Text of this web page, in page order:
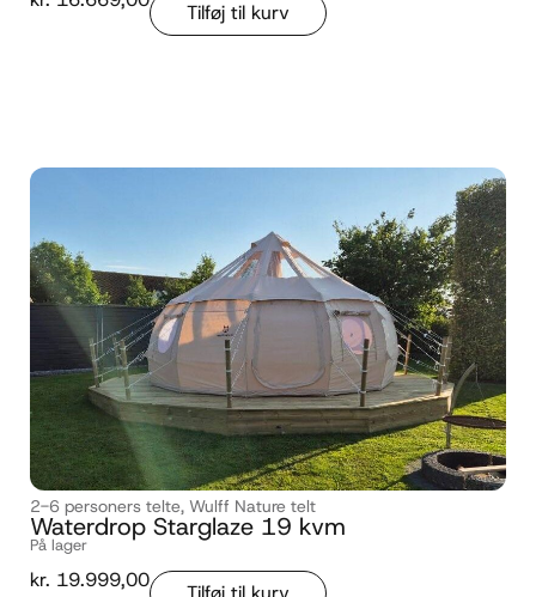
Tilføj til kurv
2-6 personers telte, Wulff Nature telt
Waterdrop Starglaze 19 kvm
På lager
kr. 19.999,00